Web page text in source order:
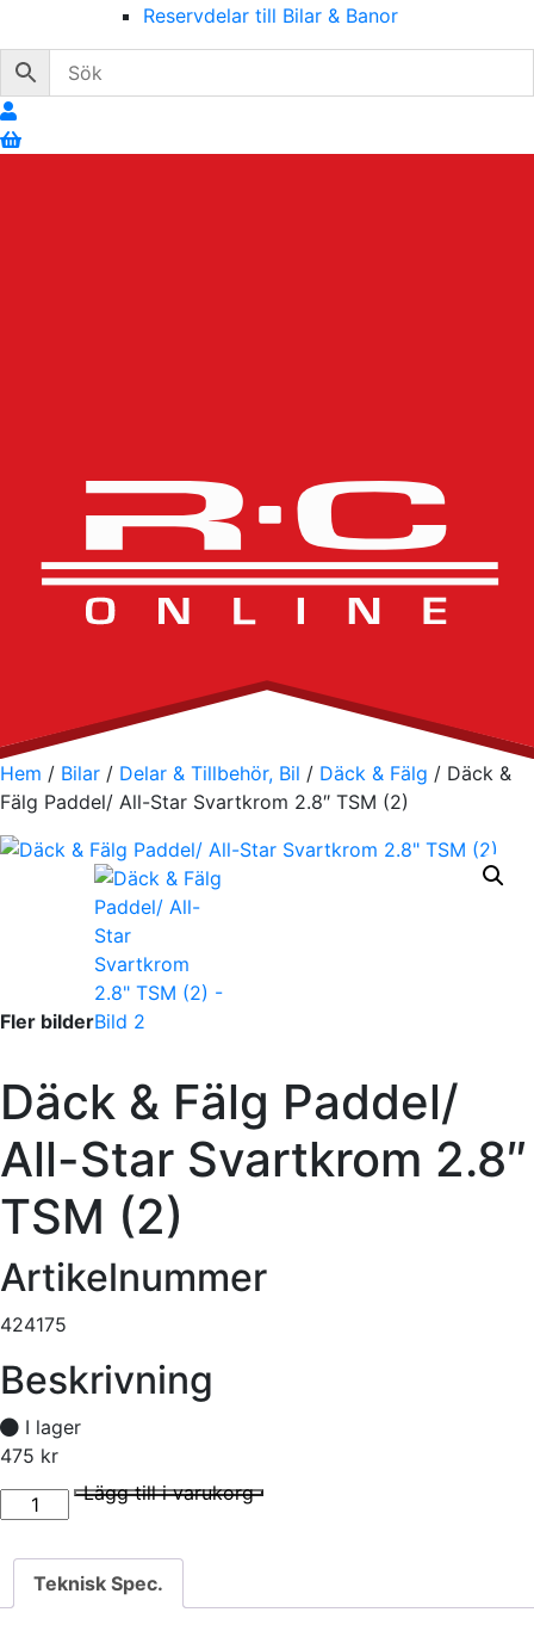
Reservdelar till Bilar & Banor
Hem / Bilar / Delar & Tillbehör, Bil / Däck & Fälg / Däck &
Fälg Paddel/ All-Star Svartkrom 2.8″ TSM (2)
Fler bilder
Däck & Fälg Paddel/
All-Star Svartkrom 2.8″
TSM (2)
Artikelnummer
424175
Beskrivning
I lager
475 kr
I lager
Däck & Fälg Paddel/ All-Star Svartkrom 2.8" TSM (2) mängd Lägg till i varukorg
Teknisk Spec.